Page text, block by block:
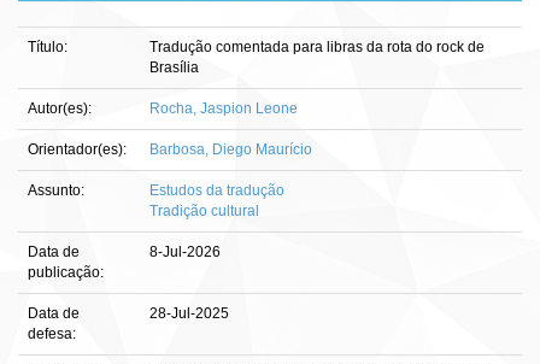
Título:
Tradução comentada para libras da rota do rock de
Brasília
Autor(es): Rocha, Jaspion Leone
Orientador(es): Barbosa, Diego Maurício
Assunto:
Estudos da tradução
Tradição cultural
Data de
publicação:
8-Jul-2026
Data de
defesa:
28-Jul-2025